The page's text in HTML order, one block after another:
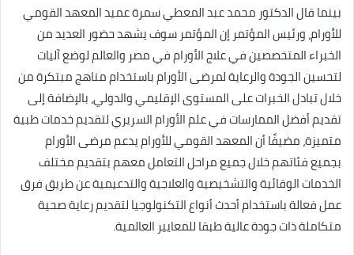
بينما قال الدكتور محمد عبد المعطي سمرة عميد المعهد القومي
للأورام، ورئيس المؤتمر إن المؤتمر سوف يشهد حضور العديد من
الخبراء المتخصصين في علاج الأورام في مصر والعالم لوضع آليات
لتحسين الجودة والرعاية لمرضى الأورام باستخدام مناهج مبتكرة من
خلال تبادل الخبرات على المستوى الإقليمي والدولي، بالإضافة إلى
تقديم أفضل الممارسات في علم الأورام السريري لتقديم خدمات طبية
متميزة، مضيفًا أن المعهد القومي للأورام يدعم مرضى الأورام
بجميع فئاتهم خلال جميع مراحل التعامل معهم بتقديم مختلف
الخدمات الوقائية والتشخيصية والعلاجية والتدعيمية عن طريق فرق
عمل فعالة باستخدام أحدث أنواع التكنولوجيا لتقديم رعاية صحية
متكاملة ذات جودة عالية طبقا للمعايير العالمية.